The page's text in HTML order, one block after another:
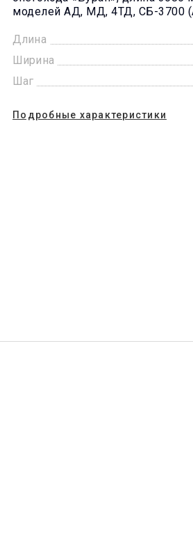
моделей АД, МД, 4ТД, СБ-3700
Длина
Ширина
Шаг
Подробные характеристики